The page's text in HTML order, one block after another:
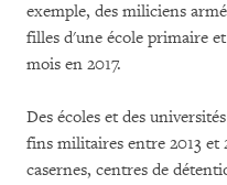
exemple, des miliciens
filles d'une école primaire
mois en 2017.
Des écoles et des
fins militaires entre 2013 et
casernes, centres de